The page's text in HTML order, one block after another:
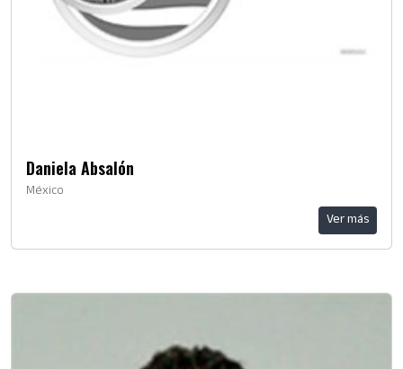
Daniela Absalón
México
Ver más